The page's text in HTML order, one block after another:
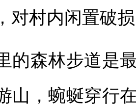
对村内闲置破
森林步道是最
山，蜿蜒穿行